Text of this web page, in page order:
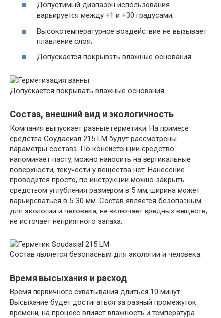
Допустимый диапазон использования
варьируется между +1 и +30 градусами;
Высокотемпературное воздействие не вызывает
плавление слоя;
Допускается покрывать влажные основания.
Допускается покрывать влажные основания.
Состав, внешний вид и экологичность
Компания выпускает разные герметики. На примере
средства Соудасиал 215 LM будут рассмотрены
параметры состава. По консистенции средство
напоминает пасту, можно наносить на вертикальные
поверхности, текучести у вещества нет. Нанесение
проводится просто, по инструкции можно закрыть
средством углубления размером в 5 мм, ширина может
варьироваться в 5-30 мм. Состав является безопасным
для экологии и человека, не включает вредных веществ,
не источает неприятного запаха.
Состав является безопасным для экологии и человека.
Время высыхания и расход
Время первичного схватывания длиться 10 минут.
Высыхание будет достигаться за разный промежуток
времени, на процесс влияет влажность и температура.